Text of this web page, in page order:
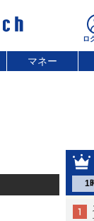
マネー
1